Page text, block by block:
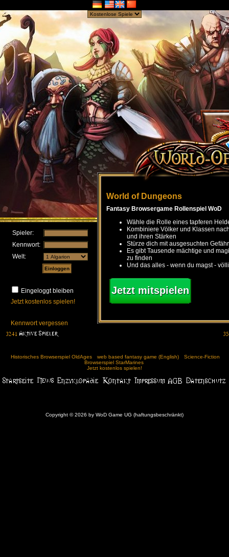
Spieler:
Kennwort:
Welt:
Eingeloggt bleiben
Jetzt kostenlos spielen!
Kennwort vergessen
World of Dungeons
Fantasy Browsergame Rollenspiel WoD
Wähle die Rolle eines tapferen
Kombiniere Völker und Klassen
und ihren Stärken
Stürze dich mit ausgesuchten
Es gibt Tausende mächtige und
zu finden
Und das alles - wenn du magst -
Jetzt mitspielen
Historisches Browserspiel OldAges web based fantasy game (English)
Science-Fiction
Browserspiel StarMarines
Jetzt kostenlos spielen!
Copyright © 2026 by WoD Game UG (haftungsbeschränkt)